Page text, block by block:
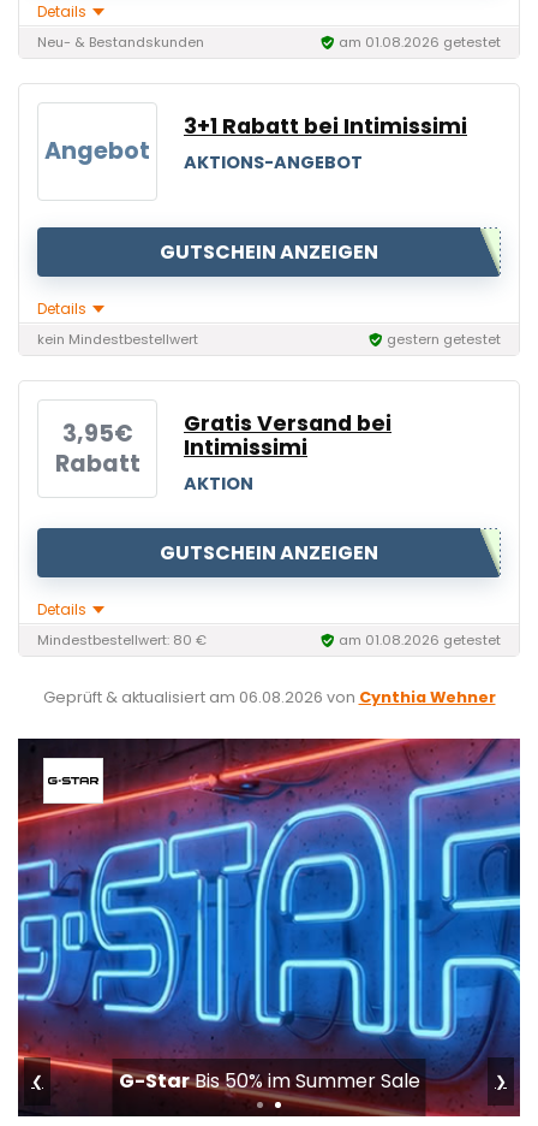
Details
Neu- & Bestandskunden am 01.08.2026 getestet
Angebot
3+1 Rabatt bei Intimissimi
AKTIONS-ANGEBOT
GUTSCHEIN ANZEIGEN
Details
kein Mindestbestellwert gestern getestet
3,95€
Rabatt
Gratis Versand bei
Intimissimi
AKTION
GUTSCHEIN ANZEIGEN
Details
Mindestbestellwert: 80 € am 01.08.2026 getestet
Geprüft & aktualisiert am 06.08.2026 von Cynthia Wehner
G-StarBis 50% im Summer Sale
❮ ❯